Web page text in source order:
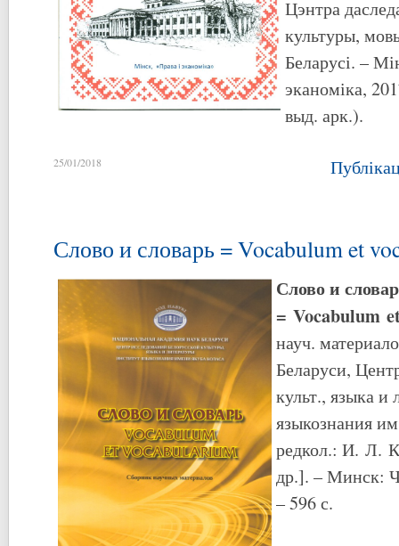
Цэнтра
культуры,
Беларусі. –
эканоміка,
выд. арк.).
25/01/2018
Слово и словарь = Vocabulum et
Слово и
= Vocabulum
науч.
Беларуси,
культ., языка
языкознания
редкол.: И. Л.
др.]. – Минск:
– 596 с.